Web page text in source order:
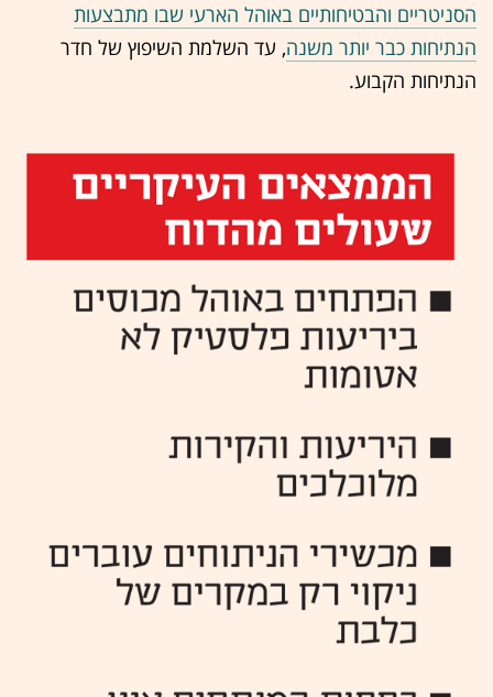
הסניטריים והבטיחותיים באוהל הארעי שבו מתבצעות
הנתיחות כבר יותר משנה, עד השלמת השיפוץ של חדר
הנתיחות הקבוע.